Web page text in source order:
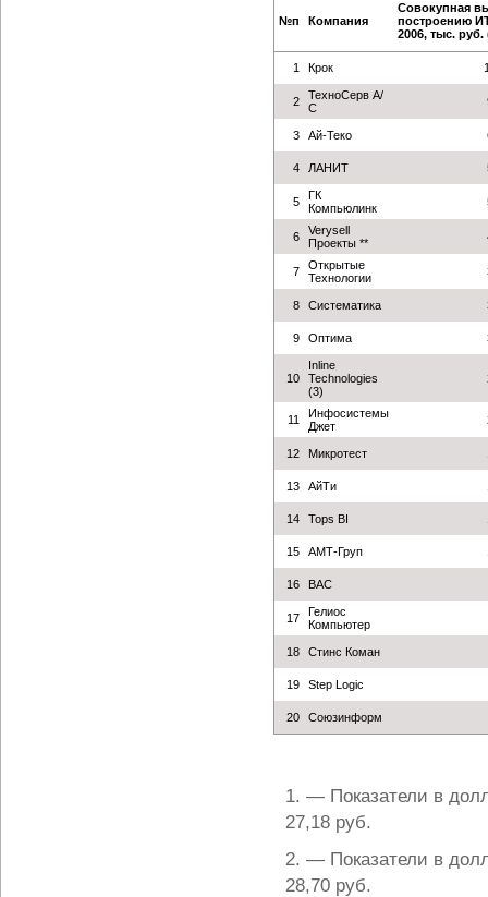
№п Компания
Совокупная
построению
2006, тыс. руб.
1 Крок
2
ТехноСерв А/
С
3 Ай-Теко
4 ЛАНИТ
5
ГК
Компьюлинк
6
Verysell
Проекты **
7
Открытые
Технологии
8 Систематика
9 Оптима
10
Inline
Technologies
(3)
11
Инфосистемы
Джет
12 Микротест
13 АйТи
14 Tops BI
15 АМТ-Груп
16 BAС
17
Гелиос
Компьютер
18 Стинс Коман
19 Step Logic
20 Союзинформ
1. — Показатели в
27,18 руб.
2. — Показатели в
28,70 руб.